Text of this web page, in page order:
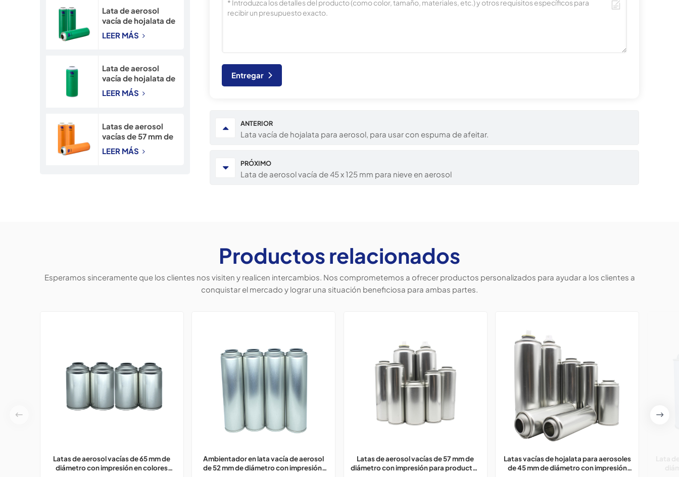
fábrica.
Lata de aerosol
vacía de hojalata de
alta presión de 52
mm con impresión
LEER MÁS
Lata de aerosol
vacía de hojalata de
65 mm con cuello
estrecho e
LEER MÁS
Latas de aerosol
vacías de 57 mm de
diámetro para
insecticida en
LEER MÁS
Entregar
ANTERIOR
Lata vacía de hojalata para aerosol, para usar con espuma de afeitar.
PRÓXIMO
Lata de aerosol vacía de 45 x 125 mm para nieve en aerosol
Productos relacionados
Esperamos sinceramente que los clientes nos visiten y realicen intercambios. Nos comprometemos a ofrecer productos personalizados para ayudar a los clientes a
conquistar el mercado y lograr una situación beneficiosa para ambas partes.
Latas de aerosol vacías de 65 mm de
diámetro con impresión en colores
Ambientador en lata vacía de aerosol
de 52 mm de diámetro con impresión,
Latas de aerosol vacías de 57 mm de
diámetro con impresión para productos
Latas vacías de hojalata para aerosoles
de 45 mm de diámetro con impresión